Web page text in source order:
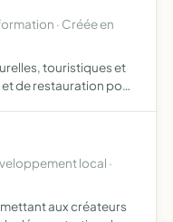
· Créée en
touristiques et
de restauration pour
local ·
aux créateurs